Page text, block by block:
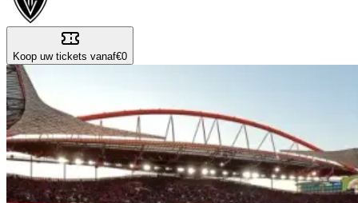
Koop uw tickets vanaf€0